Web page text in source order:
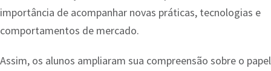
importância de acompanhar novas práticas, tecnologias e
comportamentos de mercado.
Assim, os alunos ampliaram sua compreensão sobre o papel